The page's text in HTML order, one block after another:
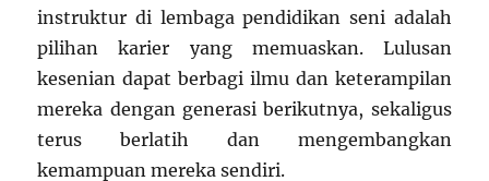
instruktur di lembaga pendidikan seni adalah
pilihan karier yang memuaskan. Lulusan
kesenian dapat berbagi ilmu dan keterampilan
mereka dengan generasi berikutnya, sekaligus
terus berlatih dan mengembangkan
kemampuan mereka sendiri.